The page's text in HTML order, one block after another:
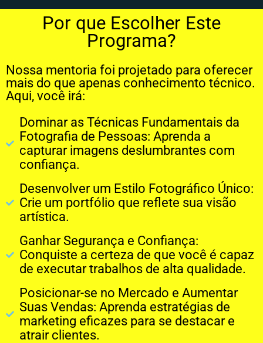
Por que Escolher Este
Programa?
Nossa mentoria foi projetado para oferecer
mais do que apenas conhecimento técnico.
Aqui, você irá:
Dominar as Técnicas Fundamentais da
Fotografia de Pessoas: Aprenda a
capturar imagens deslumbrantes com
confiança.
Desenvolver um Estilo Fotográfico Único:
Crie um portfólio que reflete sua visão
artística.
Ganhar Segurança e Confiança:
Conquiste a certeza de que você é capaz
de executar trabalhos de alta qualidade.
Posicionar-se no Mercado e Aumentar
Suas Vendas: Aprenda estratégias de
marketing eficazes para se destacar e
atrair clientes.